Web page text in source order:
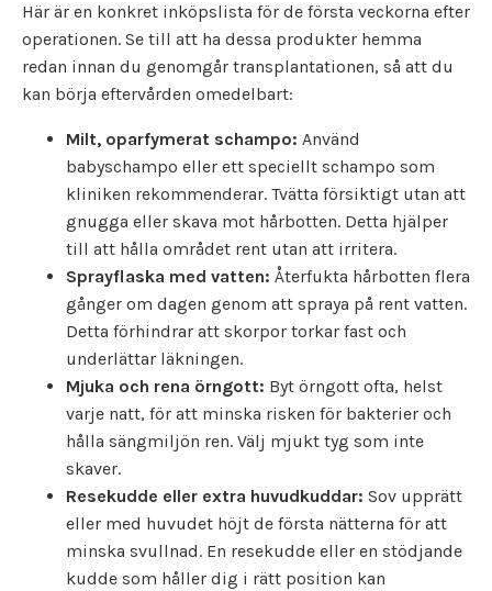
Här är en konkret inköpslista för de första veckorna efter
operationen. Se till att ha dessa produkter hemma
redan innan du genomgår transplantationen, så att du
kan börja eftervården omedelbart:
Milt, oparfymerat schampo: Använd
babyschampo eller ett speciellt schampo som
kliniken rekommenderar. Tvätta försiktigt utan att
gnugga eller skava mot hårbotten. Detta hjälper
till att hålla området rent utan att irritera.
Sprayflaska med vatten: Återfukta hårbotten flera
gånger om dagen genom att spraya på rent vatten.
Detta förhindrar att skorpor torkar fast och
underlättar läkningen.
Mjuka och rena örngott: Byt örngott ofta, helst
varje natt, för att minska risken för bakterier och
hålla sängmiljön ren. Välj mjukt tyg som inte
skaver.
Resekudde eller extra huvudkuddar: Sov upprätt
eller med huvudet höjt de första nätterna för att
minska svullnad. En resekudde eller en stödjande
kudde som håller dig i rätt position kan